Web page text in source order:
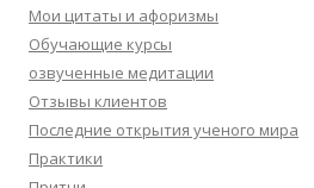
Мои цитаты и афоризмы
Обучающие курсы
озвученные медитации
Отзывы клиентов
Последние открытия ученого мира
Практики